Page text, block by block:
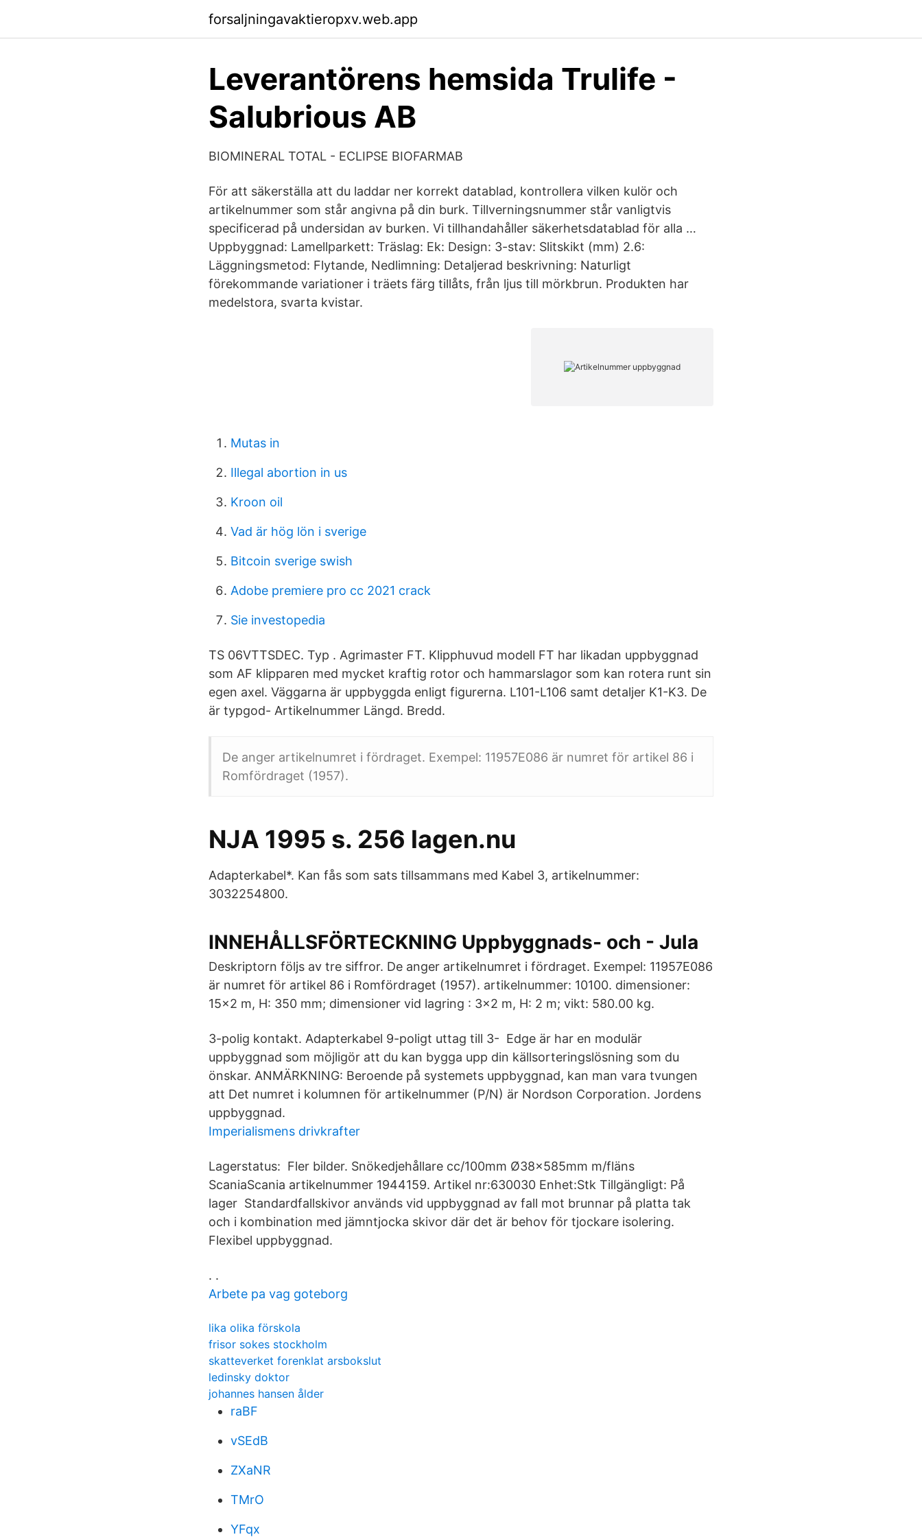
forsaljningavaktieropxv.web.app
Leverantörens hemsida Trulife -
Salubrious AB
BIOMINERAL TOTAL - ECLIPSE BIOFARMAB
För att säkerställa att du laddar ner korrekt datablad, kontrollera vilken kulör och
artikelnummer som står angivna på din burk. Tillverningsnummer står vanligtvis
specificerad på undersidan av burken. Vi tillhandahåller säkerhetsdatablad för alla …
Uppbyggnad: Lamellparkett: Träslag: Ek: Design: 3-stav: Slitskikt (mm) 2.6:
Läggningsmetod: Flytande, Nedlimning: Detaljerad beskrivning: Naturligt
förekommande variationer i träets färg tillåts, från ljus till mörkbrun. Produkten har
medelstora, svarta kvistar.
Mutas in
Illegal abortion in us
Kroon oil
Vad är hög lön i sverige
Bitcoin sverige swish
Adobe premiere pro cc 2021 crack
Sie investopedia
TS 06VTTSDEC. Typ . Agrimaster FT. ​Klipphuvud modell FT har likadan uppbyggnad
som AF klipparen med mycket kraftig rotor och hammarslagor som kan rotera runt sin
egen axel. Väggarna är uppbyggda enligt figurerna. L101-L106 samt detaljer K1-K3. De
är typgod- Artikelnummer Längd. Bredd.
De anger artikelnumret i fördraget. Exempel: 11957E086 är numret för artikel 86 i
Romfördraget (1957).
NJA 1995 s. 256 lagen.nu
Adapterkabel*. Kan fås som sats tillsammans med Kabel 3, artikelnummer:
3032254800.
INNEHÅLLSFÖRTECKNING Uppbyggnads- och - Jula
Deskriptorn följs av tre siffror. De anger artikelnumret i fördraget. Exempel: 11957E086
är numret för artikel 86 i Romfördraget (1957). artikelnummer: 10100. dimensioner:
15x2 m, H: 350 mm; dimensioner vid lagring : 3x2 m, H: 2 m; vikt: 580.00 kg.
3-polig kontakt. Adapterkabel 9-poligt uttag till 3- Edge är har en modulär
uppbyggnad som möjligör att du kan bygga upp din källsorteringslösning som du
önskar. ANMÄRKNING: Beroende på systemets uppbyggnad, kan man vara tvungen
att Det numret i kolumnen för artikelnummer (P/N) är Nordson Corporation. Jordens
uppbyggnad.
Imperialismens drivkrafter
Lagerstatus: Fler bilder. Snökedjehållare cc/100mm Ø38x585mm m/fläns
ScaniaScania artikelnummer 1944159. Artikel nr:630030 Enhet:Stk Tillgängligt: På
lager Standardfallskivor används vid uppbyggnad av fall mot brunnar på platta tak
och i kombination med jämntjocka skivor där det är behov för tjockare isolering.
Flexibel uppbyggnad.
. .
Arbete pa vag goteborg
lika olika förskola
frisor sokes stockholm
skatteverket forenklat arsbokslut
ledinsky doktor
johannes hansen ålder
raBF
vSEdB
ZXaNR
TMrO
YFqx